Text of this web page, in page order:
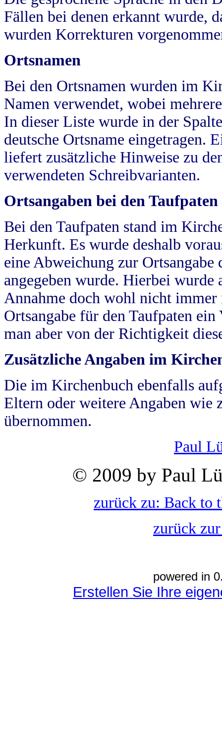
Fällen bei denen erkannt wurde,
wurden Korrekturen
Ortsnamen
Bei den Ortsnamen wurden im
Namen verwendet, wobei
In dieser Liste wurde in der
deutsche Ortsname eingetragen.
liefert zusätzliche Hinweise zu
verwendeten Schreibvarianten.
Ortsangaben bei den Taufpaten
Bei den Taufpaten stand im
Herkunft. Es wurde deshalb
eine Abweichung zur
angegeben wurde. Hierbei wurde
Annahme doch wohl nicht
Ortsangabe für den Taufpaten
man aber von der Richtigkeit
Zusätzliche Angaben im
Die im Kirchenbuch ebenfalls
Eltern oder weitere Angaben wie
übernommen.
Paul
© 2009 by Paul
zurück zu: Back to
zurück
powered in
Erstellen Sie Ihre